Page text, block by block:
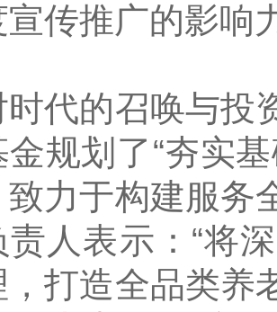
宣传推广的影响
时代的召唤与投
金规划了“夯实
致力于构建服务
责人表示：“将
，打造全品类养